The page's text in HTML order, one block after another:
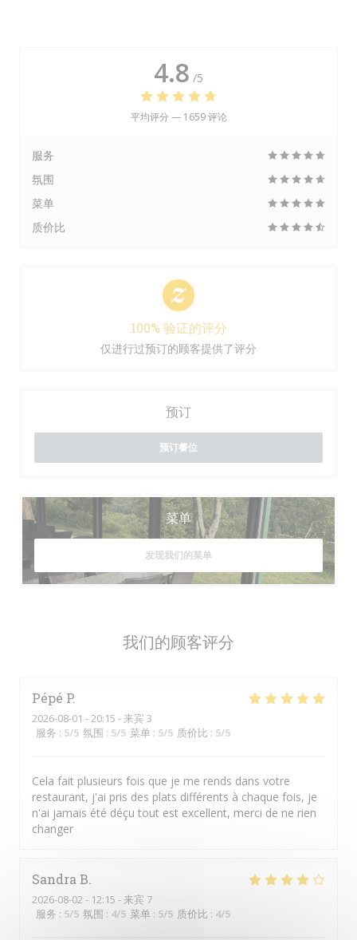
我们的顾客评分
Pépé P
2026-08-01 - 20:15 - 来宾 3
服务 : 5/5 氛围 : 5/5 菜单 : 5/5 质价比 : 5/5
Cela fait plusieurs fois que je me rends dans votre
restaurant, j'ai pris des plats différents à chaque fois, je
n'ai jamais été déçu tout est excellent, merci de ne rien
changer
Sandra B
2026-08-02- 12:15 - 来宾 7
服务 : 5/5 氛围 : 4/5 菜单 : 5/5 质价比 : 4/5
4.8 /5
平均评分 — 1659 评论
服务
氛围
菜单
质价比
100% 验证的评分
仅进行过预订的顾客提供了评分
预订
预订餐位
菜单
发现我们的菜单